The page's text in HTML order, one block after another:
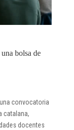
bolsa de
convocatoria
catalana,
docentes